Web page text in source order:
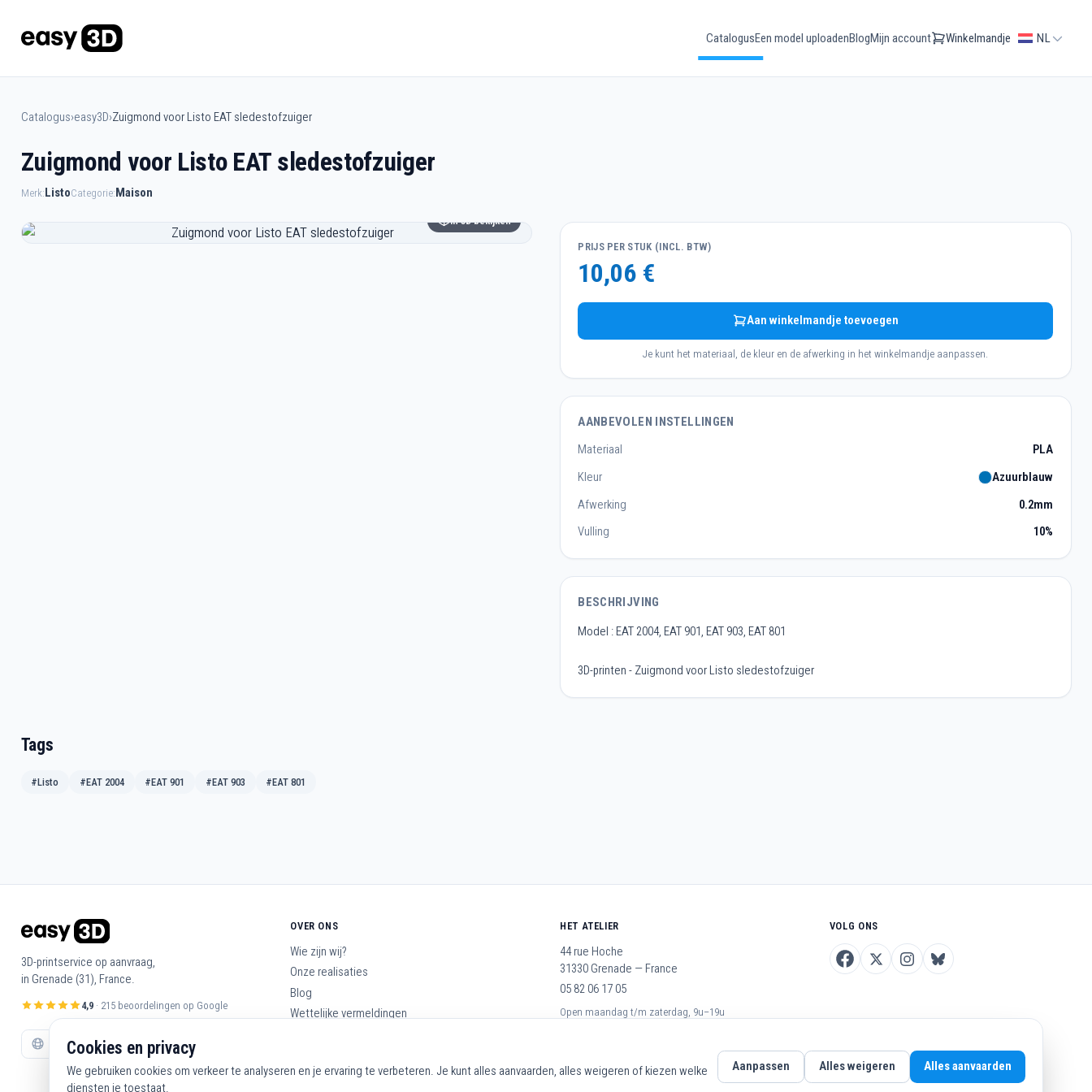
CatalogusEen model uploadenBlogMijn account Winkelmandje NL
Catalogus›easy3D›Zuigmond voor Listo EAT sledestofzuiger
Zuigmond voor Listo EAT sledestofzuiger
Merk:ListoCategorie:Maison
In 3D bekijken
PRIJS PER STUK (INCL. BTW)
10,06 €
Aan winkelmandje toevoegen
Je kunt het materiaal, de kleur en de afwerking in het winkelmandje aanpassen.
AANBEVOLEN INSTELLINGEN
Materiaal
PLA
Kleur
Azuurblauw
Afwerking
0.2mm
Vulling
10%
BESCHRIJVING
Model : EAT 2004, EAT 901, EAT 903, EAT 801
3D-printen - Zuigmond voor Listo sledestofzuiger
Tags
#Listo #EAT 2004 #EAT 901 #EAT 903 #EAT 801
3D-printservice op aanvraag,
in Grenade (31), France.
4,9· 215 beoordelingen op Google
OVER ONS
Wie zijn wij?
Onze realisaties
Blog
Wettelijke vermeldingen
HET ATELIER
44 rue Hoche
31330 Grenade — France
05 82 06 17 05
Open maandag t/m zaterdag, 9u–19u
VOLG ONS
Cookies en privacy
We gebruiken cookies om verkeer te analyseren en je ervaring te verbeteren. Je kunt alles aanvaarden, alles weigeren of kiezen welke
diensten je toestaat.
Aanpassen Alles weigeren Alles aanvaarden